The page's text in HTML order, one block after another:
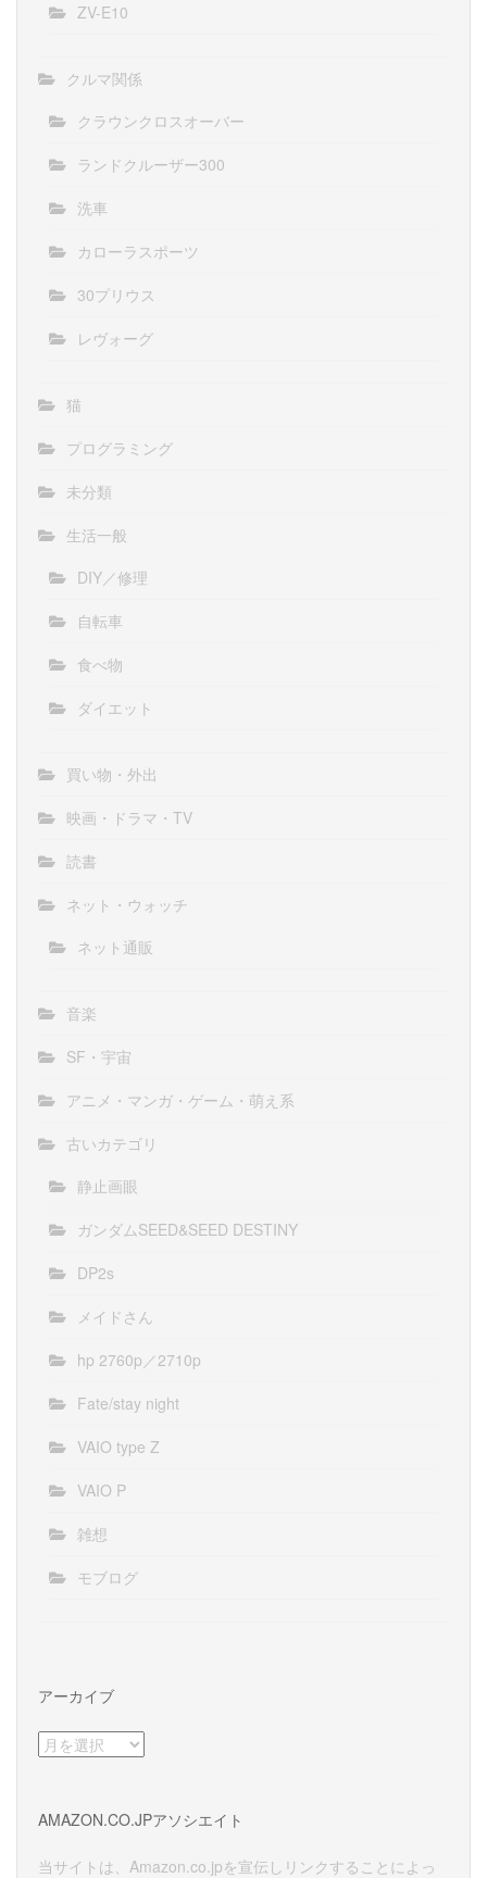
ZV-E10
クルマ関係
クラウンクロスオーバー
ランドクルーザー300
洗車
カローラスポーツ
30プリウス
レヴォーグ
猫
プログラミング
未分類
生活一般
DIY／修理
自転車
食べ物
ダイエット
買い物・外出
映画・ドラマ・TV
読書
ネット・ウォッチ
ネット通販
音楽
SF・宇宙
アニメ・マンガ・ゲーム・萌え系
古いカテゴリ
静止画眼
ガンダムSEED&SEED DESTINY
DP2s
メイドさん
hp 2760p／2710p
Fate/stay night
VAIO type Z
VAIO P
雑想
モブログ
アーカイブ
ア
ー
ブ
AMAZON.CO.JPアソシエイト
当サイトは、Amazon.co.jpを宣伝しリンクすることによっ